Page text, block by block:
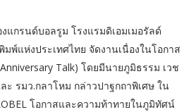
แกรนด์บอลรูม โรงแรมดิเอมเมอรัลด์
พ์แห่งประเทศไทย จัดงานเนื่องในโอกาส
Talk) โดยมีนายภูมิธรรม เวช
ะ รมว.กลาโหม กล่าวปาฐกถาพิเศษ ใน
โอกาสและความท้าทายในภูมิทัศน์